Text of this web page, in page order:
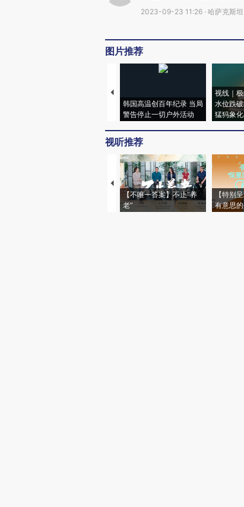
2023-09-23 11:26 · 哈萨克斯坦
图片推荐
韩国高温创百年纪录 当局
警告停止一切户外活动
视线｜
水位跌
猛犸象
视听推荐
【不唯一答案】不止“养
老”
【特别
有意思